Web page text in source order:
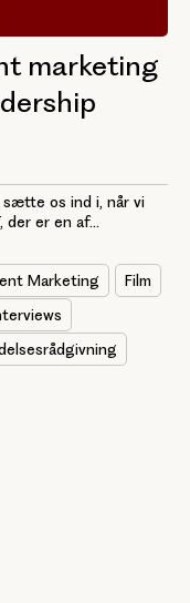
marketing
os ind i, når vi
der er en af...
Marketing
Film